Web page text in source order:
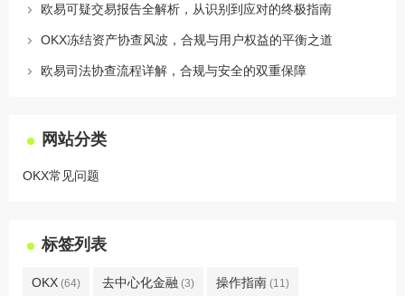
欧易可疑交易报告全解析，从识别到应对的终极指南
OKX冻结资产协查风波，合规与用户权益的平衡之道
欧易司法协查流程详解，合规与安全的双重保障
网站分类
OKX常见问题
标签列表
OKX (64) 去中心化金融 (3) 操作指南 (11)